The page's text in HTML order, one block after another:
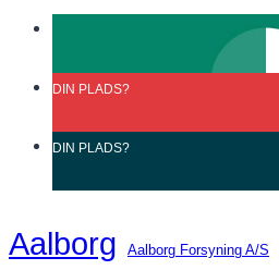
DIN PLADS?
DIN PLADS?
Aalborg Aalborg Forsyning A/S